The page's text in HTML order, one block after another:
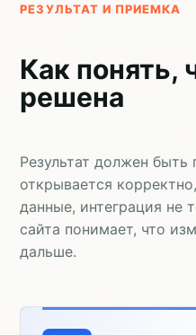
РЕЗУЛЬТАТ И ПРИЕМКА
Как понять,
решена
Результат должен
открывается
данные, интеграция не
сайта понимает, что
дальше.